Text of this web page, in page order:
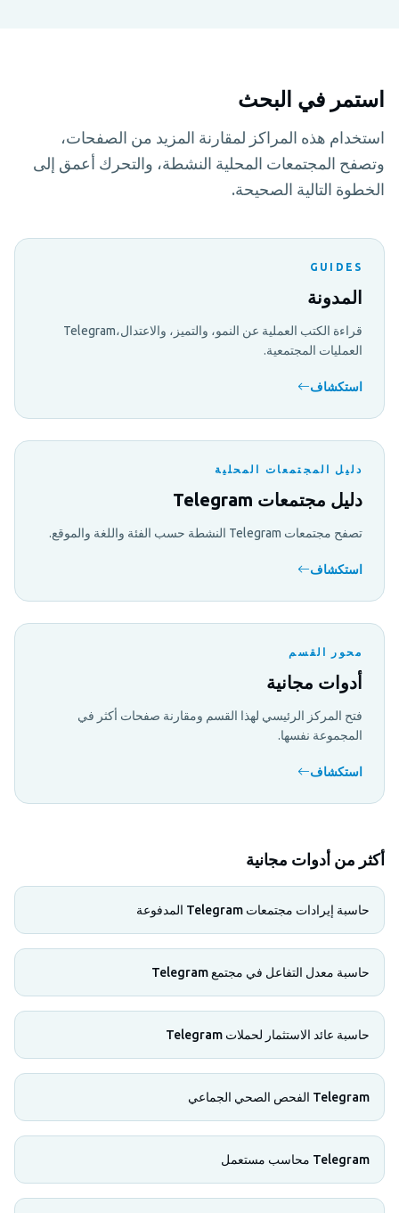
استمر في البحث
استخدام هذه المراكز لمقارنة المزيد من الصفحات،
وتصفح المجتمعات المحلية النشطة، والتحرك أعمق إلى
الخطوة التالية الصحيحة.
GUIDES
المدونة
قراءة الكتب العملية عن النمو، والتميز، والاعتدال،Telegram
العمليات المجتمعية.
استكشاف
دليل المجتمعات المحلية
دليل مجتمعات Telegram
تصفح مجتمعات Telegram النشطة حسب الفئة واللغة والموقع.
استكشاف
محور القسم
أدوات مجانية
فتح المركز الرئيسي لهذا القسم ومقارنة صفحات أكثر في
المجموعة نفسها.
استكشاف
أكثر من أدوات مجانية
حاسبة إيرادات مجتمعات Telegram المدفوعة
حاسبة معدل التفاعل في مجتمع Telegram
حاسبة عائد الاستثمار لحملات Telegram
Telegram الفحص الصحي الجماعي
Telegram محاسب مستعمل